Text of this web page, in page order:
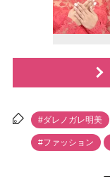
#ダレノガレ明美
#ファッション